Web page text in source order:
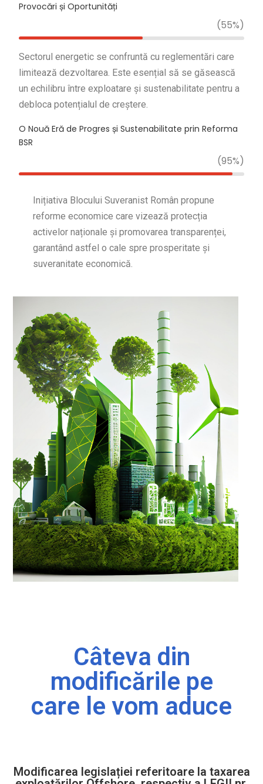
Provocări și Oportunități
(55%)
Sectorul energetic se confruntă cu reglementări care
limitează dezvoltarea. Este esențial să se găsească
un echilibru între exploatare și sustenabilitate pentru a
debloca potențialul de creștere.
O Nouă Eră de Progres și Sustenabilitate prin Reforma
BSR
(95%)
Inițiativa Blocului Suveranist Român propune
reforme economice care vizează protecția
activelor naționale și promovarea transparenței,
garantând astfel o cale spre prosperitate și
suveranitate economică.
Câteva din
modificările pe
care le vom aduce
Modificarea legislației referitoare la taxarea